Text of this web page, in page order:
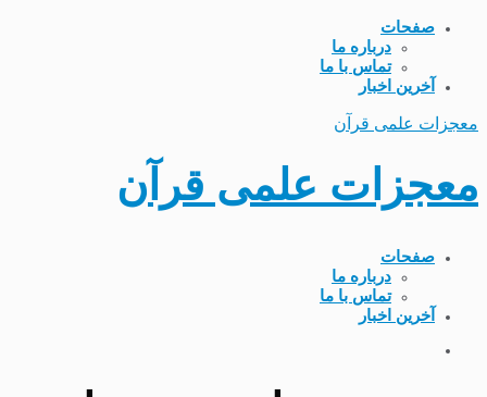
صفحات
درباره ما
تماس با ما
آخرین اخبار
معجزات علمی قرآن
معجزات علمی قرآن
صفحات
درباره ما
تماس با ما
آخرین اخبار